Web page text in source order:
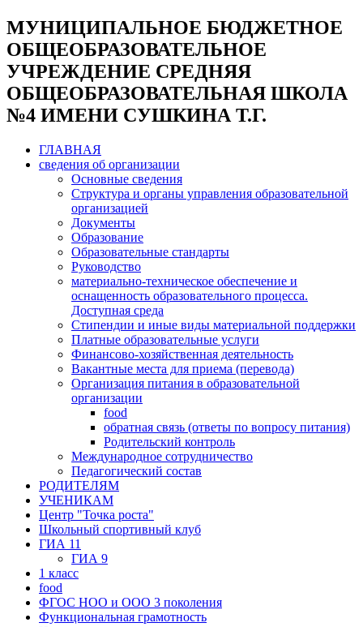
МУНИЦИПАЛЬНОЕ БЮДЖЕТНОЕ
ОБЩЕОБРАЗОВАТЕЛЬНОЕ
УЧРЕЖДЕНИЕ СРЕДНЯЯ
ОБЩЕОБРАЗОВАТЕЛЬНАЯ ШКОЛА
№4 ИМЕНИ СУШКИНА Т.Г.
ГЛАВНАЯ
сведения об организации
Основные сведения
Структура и органы управления образовательной
организацией
Документы
Образование
Образовательные стандарты
Руководство
материально-техническое обеспечение и
оснащенность образовательного процесса.
Доступная среда
Стипендии и иные виды материальной поддержки
Платные образовательные услуги
Финансово-хозяйственная деятельность
Вакантные места для приема (перевода)
Организация питания в образовательной
организации
food
обратная связь (ответы по вопросу питания)
Родительский контроль
Международное сотрудничество
Педагогический состав
РОДИТЕЛЯМ
УЧЕНИКАМ
Центр "Точка роста"
Школьный спортивный клуб
ГИА 11
ГИА 9
1 класс
food
ФГОС НОО и ООО 3 поколения
Функциональная грамотность